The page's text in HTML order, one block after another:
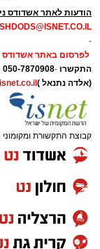
הודעות לאתר אשדודס
-
לפרסום באתר אשדודס
התקשרו -
050-7870908
(אלדה נתנאל )
קבוצת התקשורת